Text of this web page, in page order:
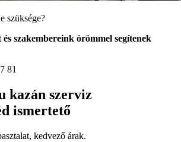
szüksége?
szakembereink örömmel segítenek
81
kazán szerviz
ismertető
kedvező árak.